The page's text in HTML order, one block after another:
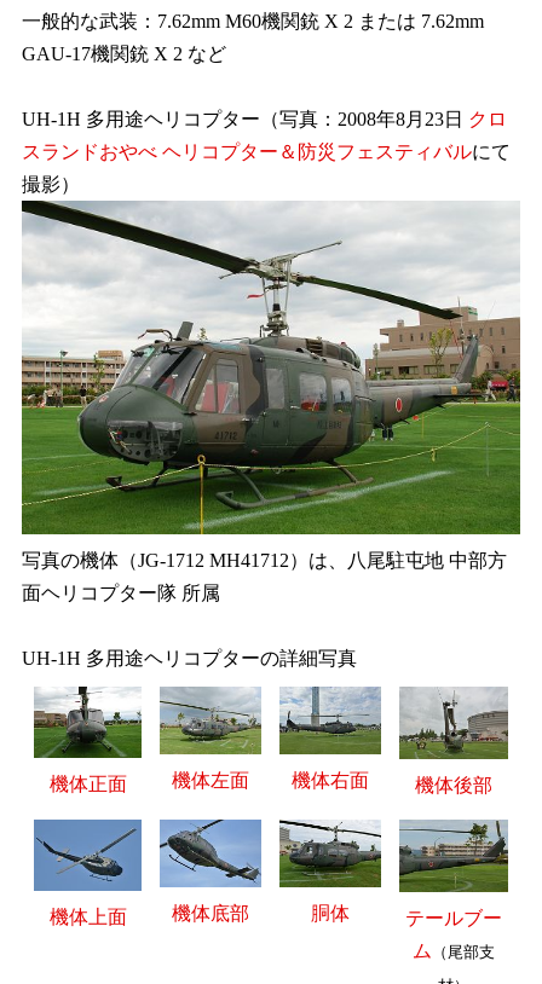
一般的な武装：7.62mm M60機関銃 X 2 または 7.62mm
GAU-17機関銃 X 2 など
UH-1H 多用途ヘリコプター（写真：2008年8月23日 クロ
スランドおやべ ヘリコプター＆防災フェスティバルにて
撮影）
写真の機体（JG-1712 MH41712）は、八尾駐屯地 中部方
面ヘリコプター隊 所属
UH-1H 多用途ヘリコプターの詳細写真
機体正面 機体左面 機体右面 機体後部
機体上面 機体底部 胴体
テールブー
ム
（尾部支